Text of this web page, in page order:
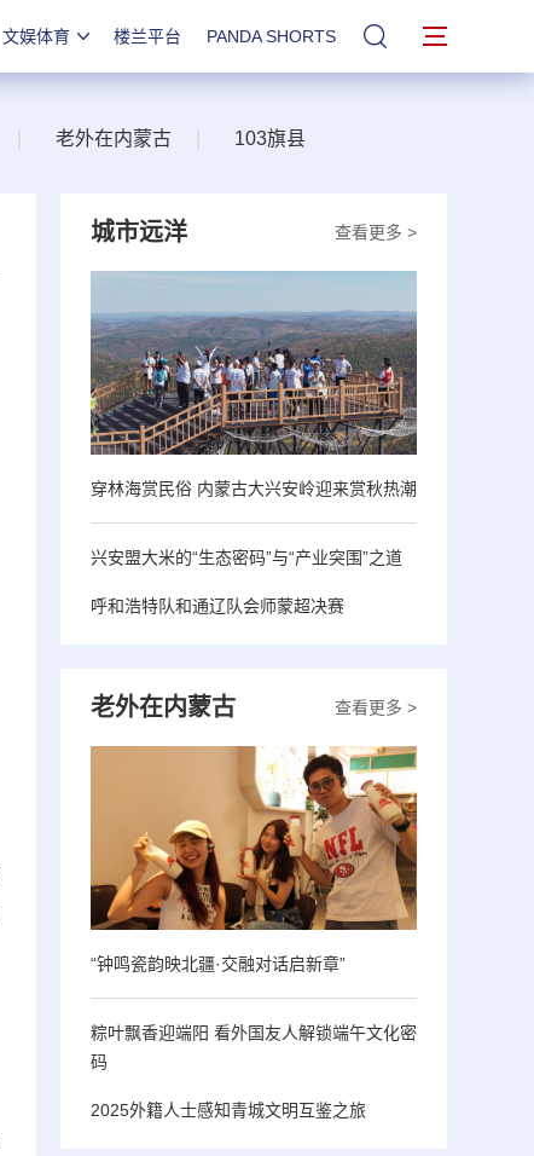
文娱体育 楼兰平台 PANDA SHORTS 站内搜索
老外在内蒙古 103旗县
查看更多 >
城市远洋
穿林海赏民俗 内蒙古大兴安岭迎来赏秋热潮
兴安盟大米的“生态密码”与“产业突围”之道
呼和浩特队和通辽队会师蒙超决赛
查看更多 >
老外在内蒙古
“钟鸣瓷韵映北疆·交融对话启新章”
粽叶飘香迎端阳 看外国友人解锁端午文化密
码
2025外籍人士感知青城文明互鉴之旅